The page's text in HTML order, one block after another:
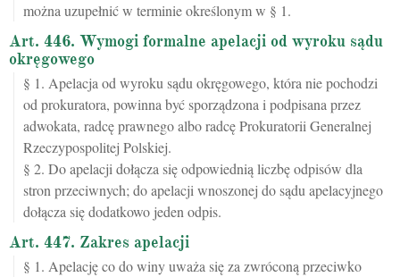
można uzupełnić w terminie określonym w § 1.
Art. 446. Wymogi formalne apelacji od wyroku sądu
okręgowego
§ 1. Apelacja od wyroku sądu okręgowego, która nie pochodzi
od prokuratora, powinna być sporządzona i podpisana przez
adwokata, radcę prawnego albo radcę Prokuratorii Generalnej
Rzeczypospolitej Polskiej.
§ 2. Do apelacji dołącza się odpowiednią liczbę odpisów dla
stron przeciwnych; do apelacji wnoszonej do sądu apelacyjnego
dołącza się dodatkowo jeden odpis.
Art. 447. Zakres apelacji
§ 1. Apelację co do winy uważa się za zwróconą przeciwko